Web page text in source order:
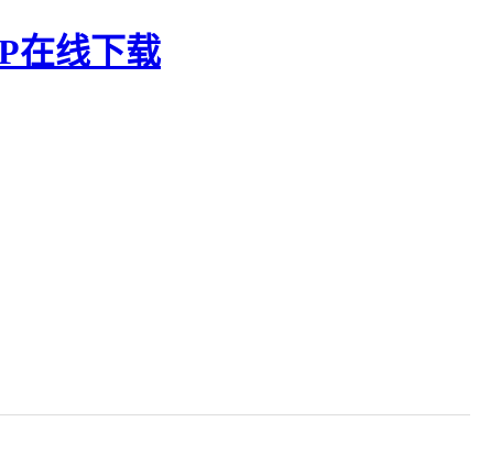
在线下载